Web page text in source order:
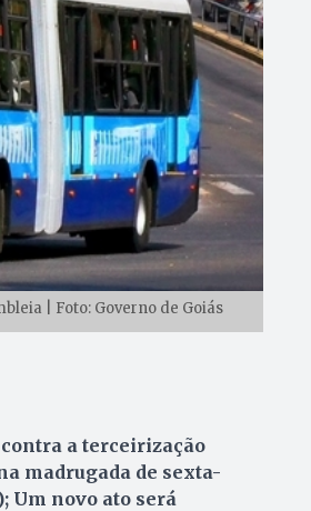
| Foto: Governo de Goiás
a terceirização
madrugada de sexta-
Um novo ato será